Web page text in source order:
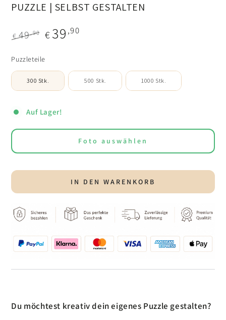
PUZZLE | SELBST GESTALTEN
Preis
€49,90 €39 ,90
PuzzleteilePuzzleteile
300 Stk. 500 Stk. 1000 Stk.
Auf Lager!
Foto auswählen
IN DEN WARENKORB
Du möchtest kreativ dein eigenes Puzzle gestalten?